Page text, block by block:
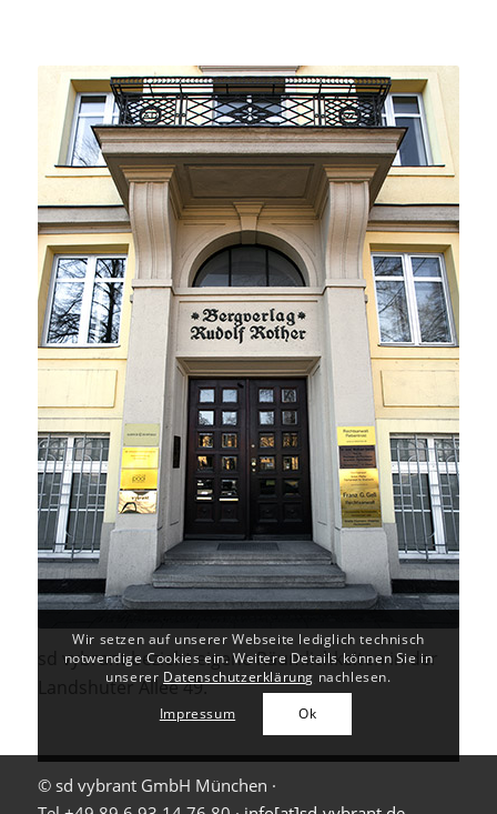
sd vybrant bezieht eigene Räumlichkeiten in der
Landshuter Allee 49.
© sd vybrant GmbH München ·
Wir setzen auf unserer Webseite lediglich technisch
notwendige Cookies ein. Weitere Details können Sie in
unserer Datenschutzerklärung nachlesen.
Impressum
Ok